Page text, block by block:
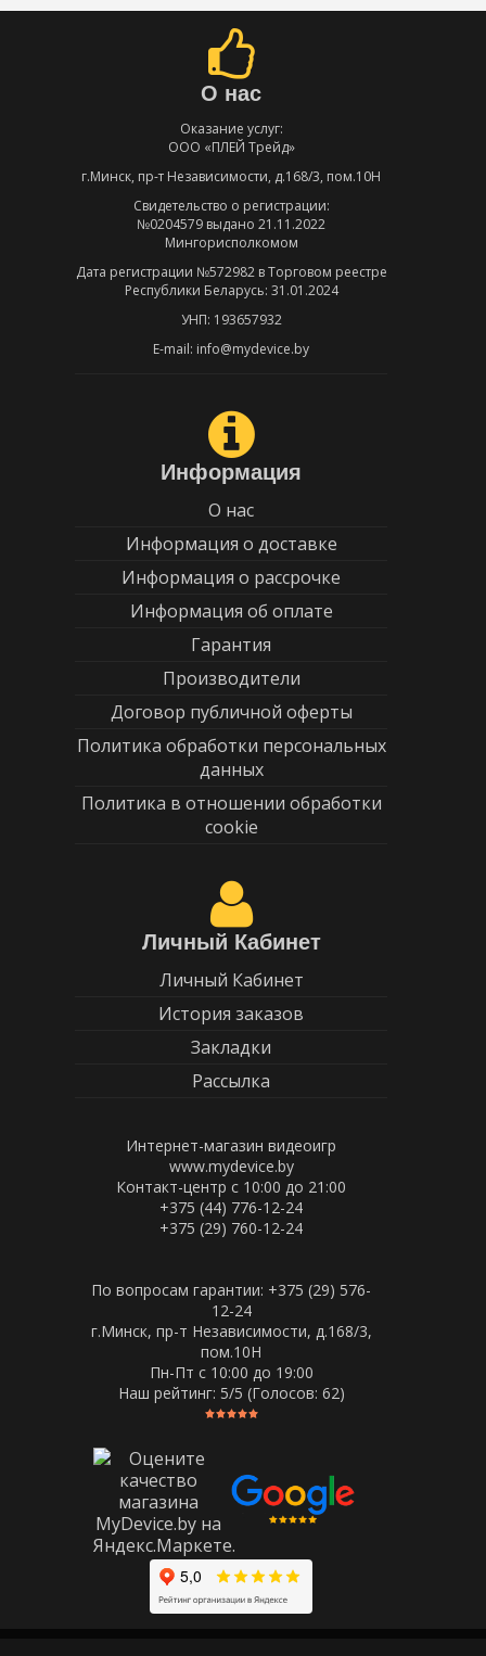
О нас
Оказание услуг:
ООО «ПЛЕЙ Трейд»
г.Минск, пр-т Независимости, д.168/3, пом.10Н
Свидетельство о регистрации:
№0204579 выдано 21.11.2022
Мингорисполкомом
Дата регистрации №572982 в Торговом реестре
Республики Беларусь: 31.01.2024
УНП: 193657932
E-mail: info@mydevice.by
Информация
О нас
Информация о доставке
Информация о рассрочке
Информация об оплате
Гарантия
Производители
Договор публичной оферты
Политика обработки персональных
данных
Политика в отношении обработки
cookie
Личный Кабинет
Личный Кабинет
История заказов
Закладки
Рассылка
Интернет-магазин видеоигр
www.mydevice.by
Контакт-центр с 10:00 до 21:00
+375 (44) 776-12-24
+375 (29) 760-12-24
По вопросам гарантии: +375 (29) 576-
12-24
г.Минск, пр-т Независимости, д.168/3,
пом.10Н
Пн-Пт c 10:00 до 19:00
Наш рейтинг: 5/5 (Голосов: 62)